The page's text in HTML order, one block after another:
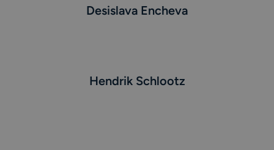
Desislava Encheva
Hendrik Schlootz